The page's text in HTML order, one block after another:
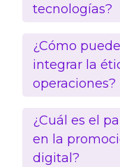
tecnologías?
¿Cómo
integrar la
operaciones?
¿Cuál es el
en la
digital?